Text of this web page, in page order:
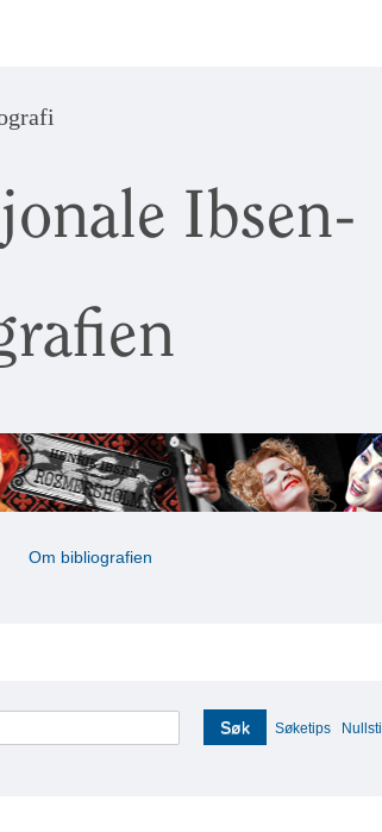
Ibsen-
Om bibliografien
Søk Søketips Nullstill